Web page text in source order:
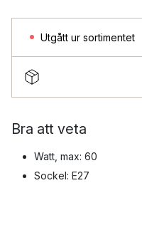
Utgått ur sortimentet
Bra att veta
Watt, max: 60
Sockel: E27